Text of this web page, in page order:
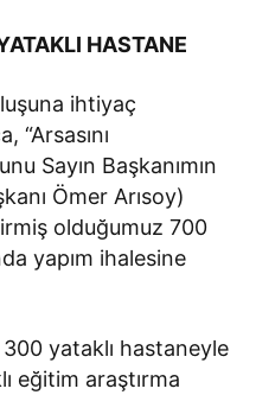
HASTANE
ihtiyaç
“Arsasını
Sayın Başkanımın
Ömer Arısoy)
olduğumuz 700
yapım ihalesine
yataklı hastaneyle
eğitim araştırma